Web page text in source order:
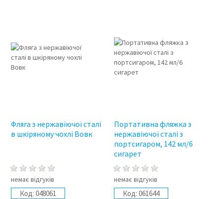
Фляга з нержавіючої сталі
в шкіряному чохлі Вовк
немає відгуків
Код: 048061
Портативна фляжка з
нержавіючої сталі з
портсигаром, 142 мл/6
сигарет
немає відгуків
Код: 061644